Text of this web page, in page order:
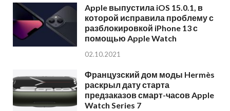
Apple выпустила iOS 15.0.1, в
которой исправила проблему с
разблокировкой iPhone 13 с
помощью Apple Watch
02.10.2021
Французский дом моды Hermès
раскрыл дату старта
предзаказов смарт-часов Apple
Watch Series 7